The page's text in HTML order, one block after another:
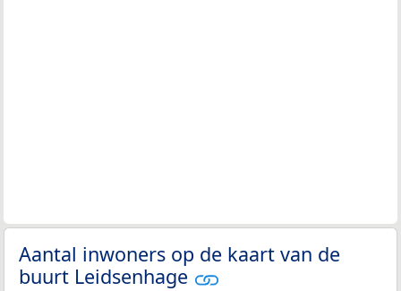
Aantal inwoners op de kaart van de
buurt Leidsenhage